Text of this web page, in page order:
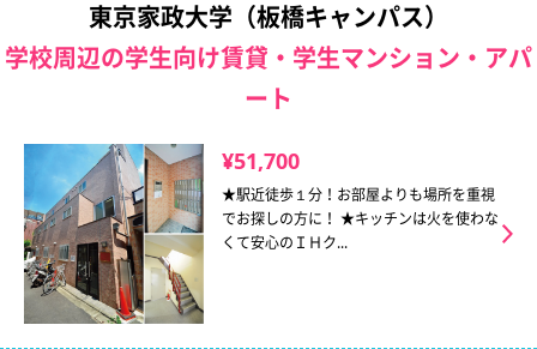
東京家政大学（板橋キャンパス）
学校周辺の学生向け賃貸・学生マンション・アパ
ート
¥51,700
★駅近徒歩１分！お部屋よりも場所を重視
でお探しの方に！ ★キッチンは火を使わな
くて安心のＩＨク...